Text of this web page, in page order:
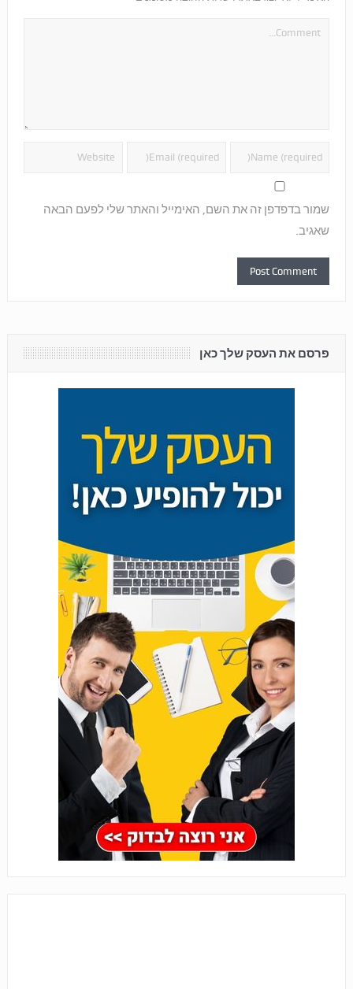
שמור בדפדפן זה את השם, האימייל והאתר שלי לפעם הבאה
שאגיב.
פרסם את העסק שלך כאן